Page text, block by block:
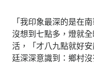
「我印象最深的是在
沒想到七點多，燈就
活，「才八九點就好
廷深深意識到：鄉村